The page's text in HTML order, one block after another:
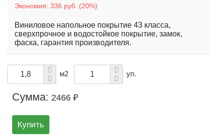
Экономия: 336 руб. (20%)
Виниловое напольное покрытие 43 класса,
сверхпрочное и водостойкое покрытие, замок,
фаска, гарантия производителя.
м2 уп.
Сумма: 2466 ₽
Купить